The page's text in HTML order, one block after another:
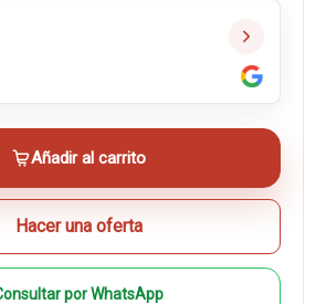
Añadir al carrito
Hacer una oferta
por WhatsApp